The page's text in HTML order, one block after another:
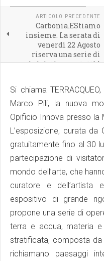
ARTICOLO PRECEDENTE
Carbonia.EStiamo
insieme. La serata di
venerdì 22 Agosto
riserva una serie di
iniziative per tutti i
Si chiama
Marco Pili, la nuova
Opificio Innova presso la
L’esposizione, curata da
gratuitamente fino al 30
partecipazione di
mondo dell’arte, che
curatore e dell’artista
espositivo di grande
propone una serie di
terra e acqua, materia
stratificata, composta
richiamano paesaggi